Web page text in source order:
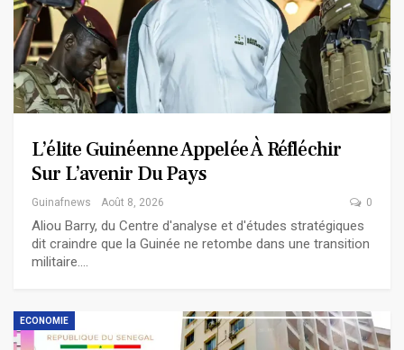
L’élite Guinéenne Appelée À Réfléchir
Sur L’avenir Du Pays
Guinafnews Août 8, 2026 0
Aliou Barry, du Centre d'analyse et d'études stratégiques
dit craindre que la Guinée ne retombe dans une transition
militaire.…
ECONOMIE